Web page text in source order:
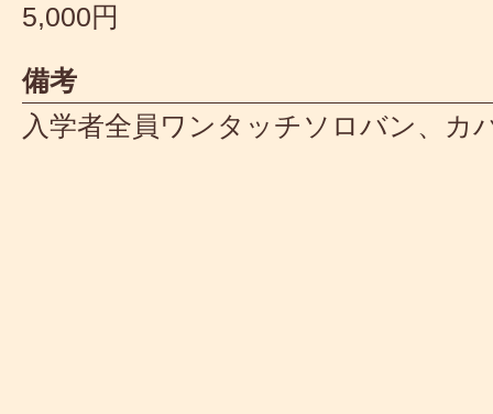
5,000円
備考
入学者全員ワンタッチソロバン、カ